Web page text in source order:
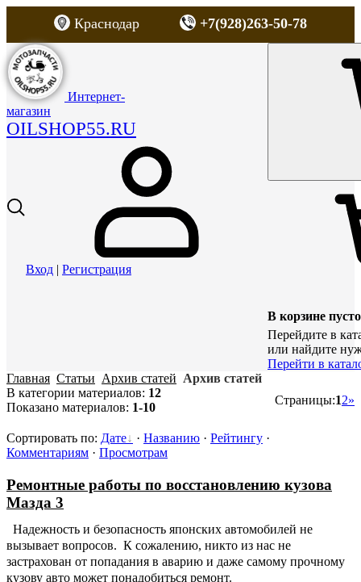
Краснодар +7(928)263-50-78
Интернет-
магазин
OILSHOP55.RU
Вход | Регистрация
В корзине пусто
Перейдите в
или найдите
Перейти в
Главная Статьи Архив статей Архив статей
В категории материалов: 12
Показано материалов: 1-10
Страницы:12»
Сортировать по: Дате · Названию · Рейтингу ·
Комментариям · Просмотрам
Ремонтные работы по восстановлению кузова
Мазда 3
Надежность и безопасность японских автомобилей не
вызывает вопросов. К сожалению, никто из нас не
застрахован от попадания в аварию и даже самому прочному
кузову авто может понадобиться ремонт.